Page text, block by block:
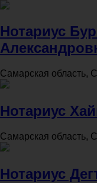
Нотариус
Самарская область,
Нотариус
Самарская область,
Нотариус